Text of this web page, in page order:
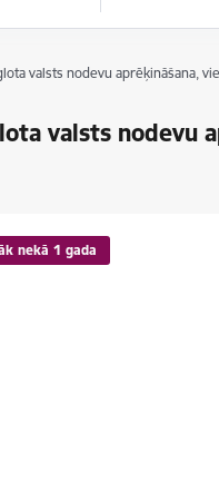
valsts nodevu aprēķināšana,
valsts nodevu
nekā 1 gada